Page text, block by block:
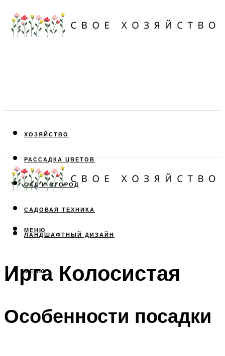
ХОЗЯЙСТВО
РАССАДКА ЦВЕТОВ
САД И ОГОРОД
САДОВАЯ ТЕХНИКА
ЛАНДШАФТНЫЙ ДИЗАЙН
МЕНЮ
МЕНЮ
Ирга Колосистая
Особенности посадки